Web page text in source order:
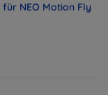
NEO Motion Fly